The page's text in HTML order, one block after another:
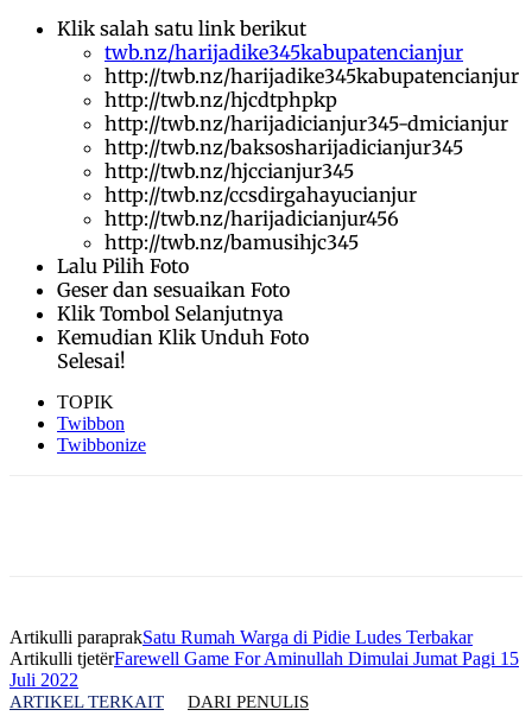
Klik salah satu link berikut
twb.nz/harijadike345kabupatencianjur
http://twb.nz/harijadike345kabupatencianjur
http://twb.nz/hjcdtphpkp
http://twb.nz/harijadicianjur345-dmicianjur
http://twb.nz/baksosharijadicianjur345
http://twb.nz/hjccianjur345
http://twb.nz/ccsdirgahayucianjur
http://twb.nz/harijadicianjur456
http://twb.nz/bamusihjc345
Lalu Pilih Foto
Geser dan sesuaikan Foto
Klik Tombol Selanjutnya
Kemudian Klik Unduh Foto
Selesai!
TOPIK
Twibbon
Twibbonize
Artikulli paraprakSatu Rumah Warga di Pidie Ludes Terbakar
Artikulli tjetërFarewell Game For Aminullah Dimulai Jumat Pagi 15
Juli 2022
ARTIKEL TERKAIT DARI PENULIS